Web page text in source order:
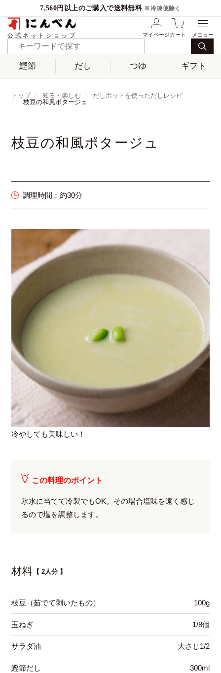
7,560円以上のご購入で送料無料 ※冷凍便除く
公式ネットショップ マイページカート
鰹節 だし つゆ ギフト
トップ 知る・楽しむ
だしポットを使っただしレシピ
枝豆の和風ポタージュ
枝豆の和風ポタージュ
調理時間： 約30分
冷やしても美味しい！
この料理のポイント
氷水に当てて冷製でもOK。その場合塩味を遠く感じ
るので塩を調整します。
材料 【 2人分 】
枝豆（茹でて剥いたもの） 100g
玉ねぎ 1/8個
サラダ油 大さじ1/2
鰹節だし 300ml